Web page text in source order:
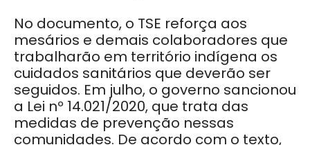
No documento, o TSE reforça aos
mesários e demais colaboradores que
trabalharão em território indígena os
cuidados sanitários que deverão ser
seguidos. Em julho, o governo sancionou
a Lei nº 14.021/2020, que trata das
medidas de prevenção nessas
comunidades. De acordo com o texto,